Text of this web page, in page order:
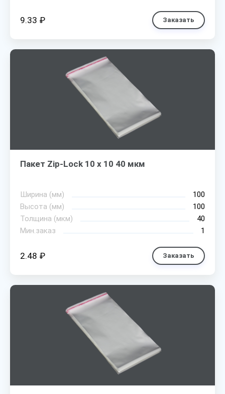
9.33 ₽ Заказать
Пакет Zip-Lock 10 х 10 40 мкм
Ширина (мм)
100
Высота (мм)
100
Толщина (мкм)
40
Мин.заказ
1
2.48 ₽ Заказать